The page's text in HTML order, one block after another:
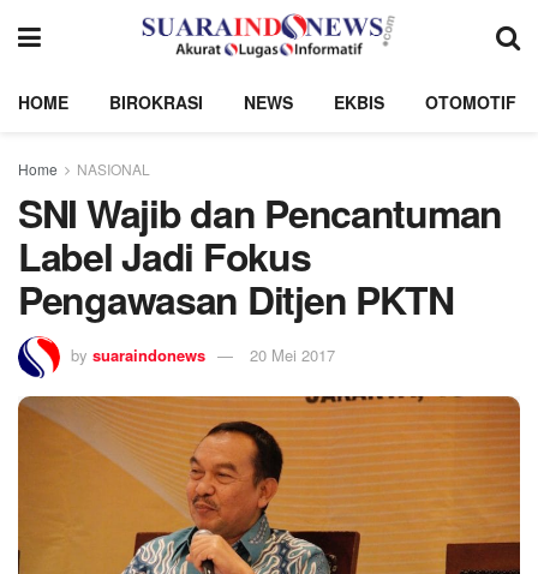
HOME BIROKRASI NEWS EKBIS OTOMOTIF
Home NASIONAL
SNI Wajib dan Pencantuman
Label Jadi Fokus
Pengawasan Ditjen PKTN
by suaraindonews 20 Mei 2017